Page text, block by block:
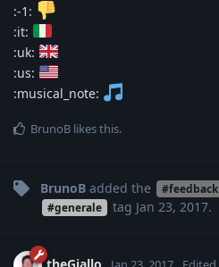
:-1:
:it:
:uk:
:us:
:musical_note:
BrunoB likes this.
BrunoB added the #feedback
#generale tag Jan 23, 2017.